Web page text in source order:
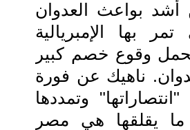
أشد بواعث العدوان
بها الإمبريالية
وقوع خصم كبير
ناهيك عن فورة
وتمددها
يقلقها هي مصر